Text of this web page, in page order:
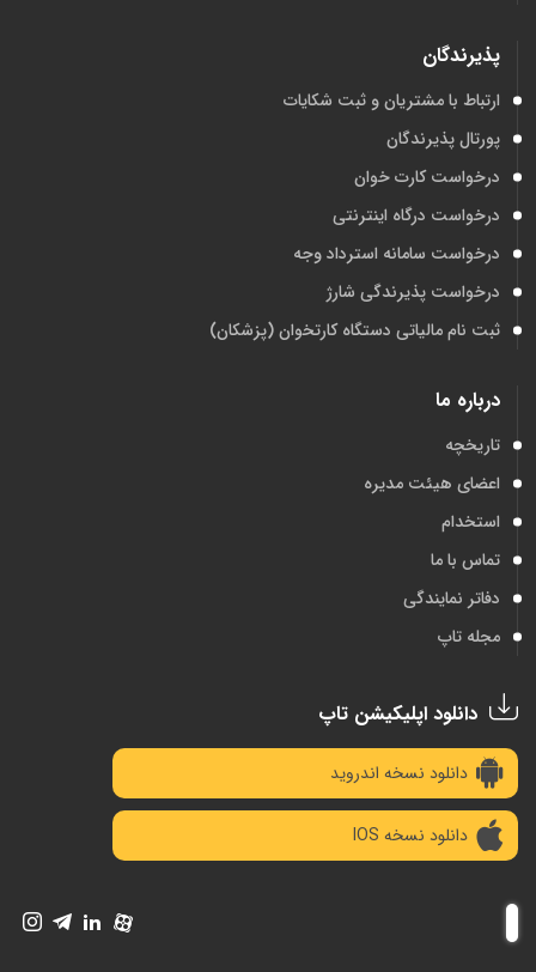
پذیرندگان
ارتباط با مشتریان و ثبت شکایات
پورتال پذیرندگان
درخواست کارت خوان
درخواست درگاه اینترنتی
درخواست سامانه استرداد وجه
درخواست پذیرندگی شارژ
ثبت نام مالیاتی دستگاه کارتخوان (پزشکان)
درباره ما
تاریخچه
اعضای هیئت مدیره
استخدام
تماس با ما
دفاتر نمایندگی
مجله تاپ
دانلود اپلیکیشن تاپ
دانلود نسخه اندروید
دانلود نسخه IOS